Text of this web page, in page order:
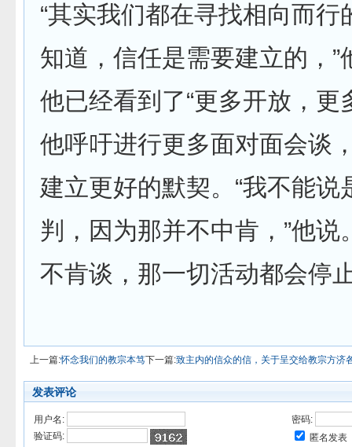
“其实我们都在寻找相向而行
知道，信任是需要建立的，”
他已经看到了“更多开放，更
他呼吁进行更多面对面会谈
建立更好的默契。“我不能说
判，因为那并不中肯，”他说
不肯谈，那一切活动都会停
上一篇:怀念我们的教宗本笃下一篇:致主内的信众的信，关于呈交给教宗方济
发表评论
用户名:
密码:
验证码:
匿名发表